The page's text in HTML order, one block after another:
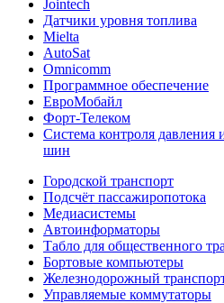
Jointech
Датчики уровня топлива
Mielta
AutoSat
Omnicomm
Программное обеспечение
ЕвроМобайл
Форт-Телеком
Система контроля давления
шин
Городской транспорт
Подсчёт пассажиропотока
Медиасистемы
Автоинформаторы
Табло для общественного
Бортовые компьютеры
Железнодорожный
Управляемые коммутаторы